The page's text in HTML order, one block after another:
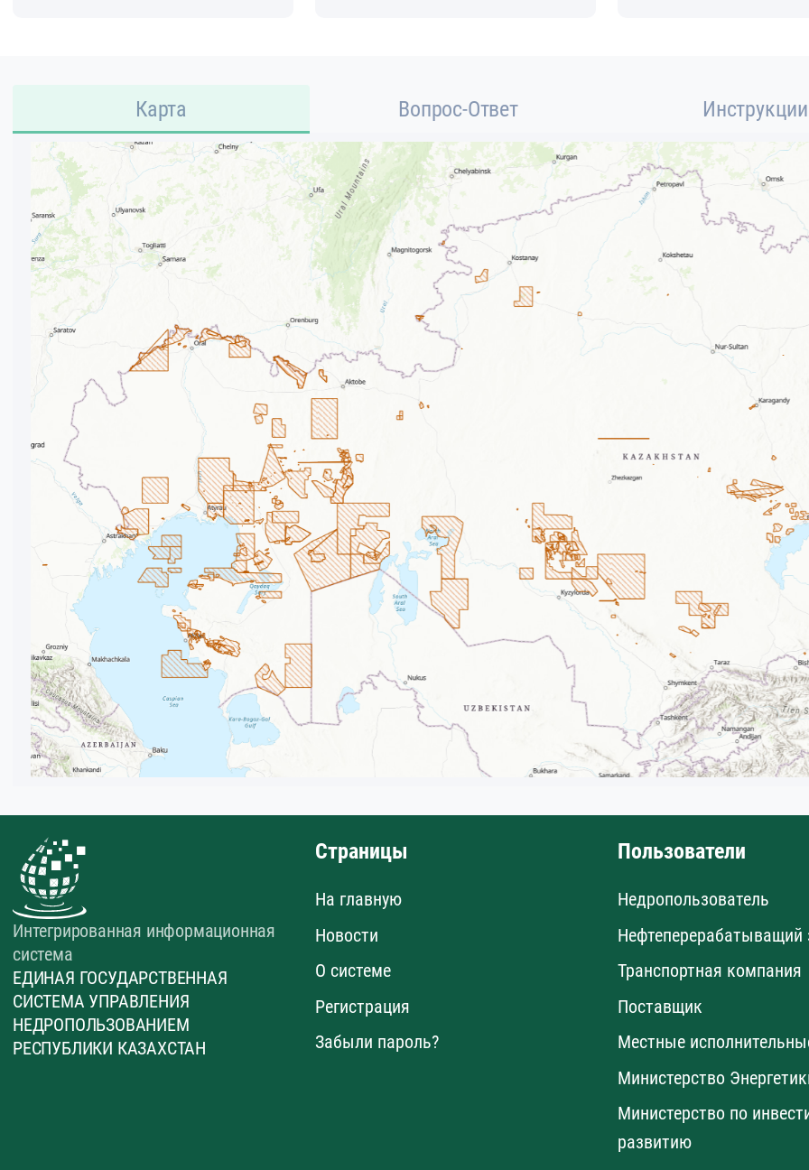
Карта Вопрос-Ответ Инструкции
Интегрированная информационная
система
ЕДИНАЯ ГОСУДАРСТВЕННАЯ
СИСТЕМА УПРАВЛЕНИЯ
НЕДРОПОЛЬЗОВАНИЕМ
РЕСПУБЛИКИ КАЗАХСТАН
Страницы
На главную
Новости
О системе
Регистрация
Забыли пароль?
Пользователи
Недропользователь
Нефтеперерабатыващий
Транспортная компания
Поставщик
Местные
Министерство
Министерство по
развитию